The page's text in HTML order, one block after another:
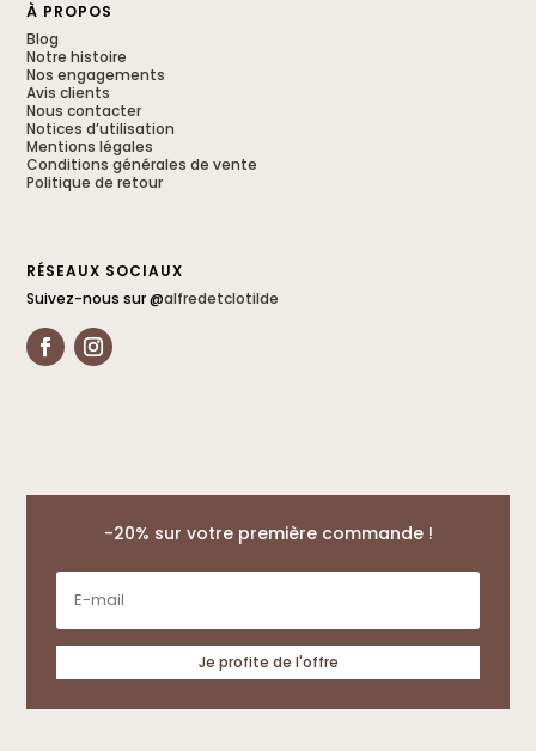
À PROPOS
Blog
Notre histoire
Nos engagements
Avis clients
Nous contacter
Notices d’utilisation
Mentions légales
Conditions générales de vente
Politique de retour
RÉSEAUX SOCIAUX
Suivez-nous sur @alfredetclotilde
-20% sur votre première commande !
Je profite de l'offre